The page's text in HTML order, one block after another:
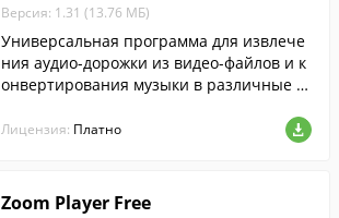
Версия: 1.31 (13.76 МБ)
Универсальная программа для извлече
ния аудио-дорожки из видео-файлов и к
онвертирования музыки в различные ф
Лицензия: Платно
Zoom Player Free